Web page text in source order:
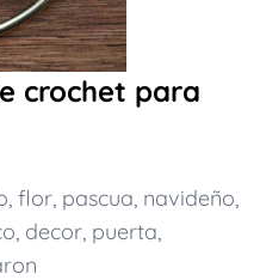
crochet para
, flor, pascua, navideño,
, decor, puerta,